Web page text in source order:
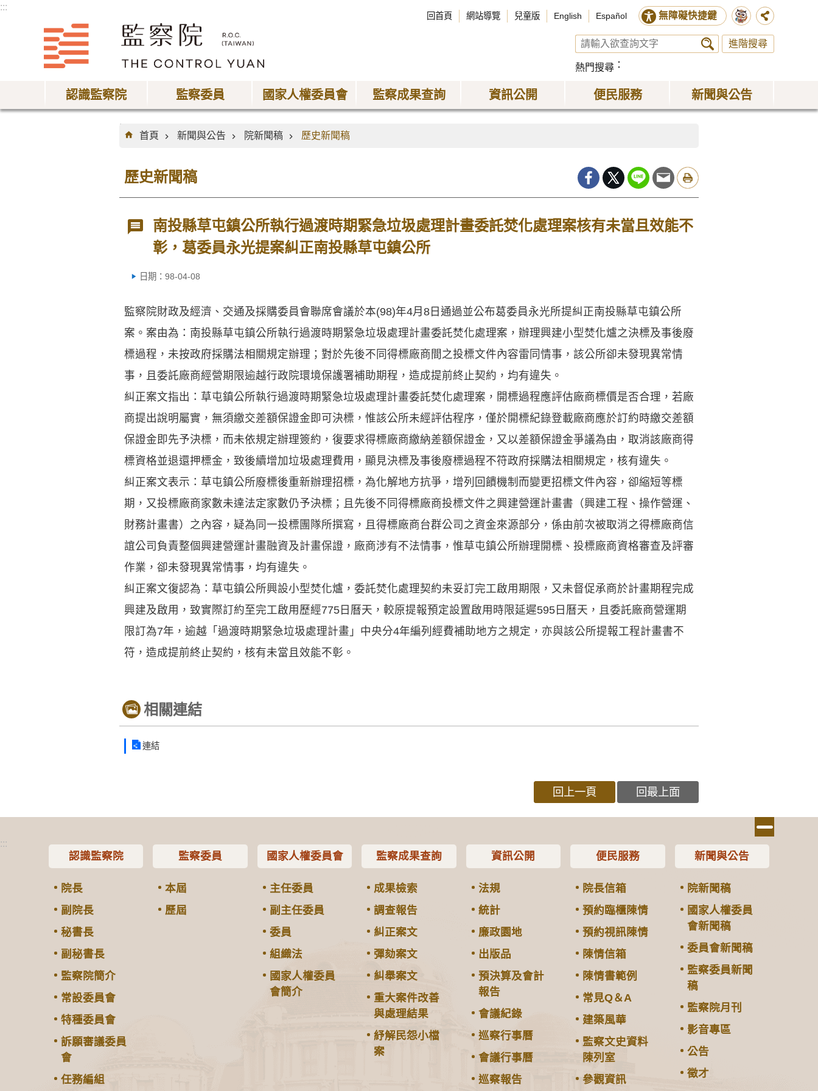
:::
回首頁 網站導覽 兒童版 English Español 無障礙快捷鍵
進階搜尋
熱門搜尋
認識監察院 監察委員 國家人權委員會 監察成果查詢 資訊公開 便民服務 新聞與公告
:::
首頁
新聞與公告 院新聞稿 歷史新聞稿
歷史新聞稿
南投縣草屯鎮公所執行過渡時期緊急垃圾處理計畫委託焚化處理案核有未當且效能不
彰，葛委員永光提案糾正南投縣草屯鎮公所
日期：98-04-08
監察院財政及經濟、交通及採購委員會聯席會議於本(98)年4月8日通過並公布葛委員永光所提糾正南投縣草屯鎮公所
案。案由為：南投縣草屯鎮公所執行過渡時期緊急垃圾處理計畫委託焚化處理案，辦理興建小型焚化爐之決標及事後廢
標過程，未按政府採購法相關規定辦理；對於先後不同得標廠商間之投標文件內容雷同情事，該公所卻未發現異常情
事，且委託廠商經營期限逾越行政院環境保護署補助期程，造成提前終止契約，均有違失。
糾正案文指出：草屯鎮公所執行過渡時期緊急垃圾處理計畫委託焚化處理案，開標過程應評估廠商標價是否合理，若廠
商提出說明屬實，無須繳交差額保證金即可決標，惟該公所未經評估程序，僅於開標紀錄登載廠商應於訂約時繳交差額
保證金即先予決標，而未依規定辦理簽約，復要求得標廠商繳納差額保證金，又以差額保證金爭議為由，取消該廠商得
標資格並退還押標金，致後續增加垃圾處理費用，顯見決標及事後廢標過程不符政府採購法相關規定，核有違失。
糾正案文表示：草屯鎮公所廢標後重新辦理招標，為化解地方抗爭，增列回饋機制而變更招標文件內容，卻縮短等標
期，又投標廠商家數未達法定家數仍予決標；且先後不同得標廠商投標文件之興建營運計畫書（興建工程、操作營運、
財務計畫書）之內容，疑為同一投標團隊所撰寫，且得標廠商台群公司之資金來源部分，係由前次被取消之得標廠商信
誼公司負責整個興建營運計畫融資及計畫保證，廠商涉有不法情事，惟草屯鎮公所辦理開標、投標廠商資格審查及評審
作業，卻未發現異常情事，均有違失。
糾正案文復認為：草屯鎮公所興設小型焚化爐，委託焚化處理契約未妥訂完工啟用期限，又未督促承商於計畫期程完成
興建及啟用，致實際訂約至完工啟用歷經775日曆天，較原提報預定設置啟用時限延遲595日曆天，且委託廠商營運期
限訂為7年，逾越「過渡時期緊急垃圾處理計畫」中央分4年編列經費補助地方之規定，亦與該公所提報工程計畫書不
符，造成提前終止契約，核有未當且效能不彰。
相關連結
連結
回上一頁 回最上面
:::
認識監察院
院長
副院長
秘書長
副秘書長
監察院簡介
常設委員會
特種委員會
訴願審議委員
會
任務編組
監察委員
本屆
歷屆
國家人權委員會
主任委員
副主任委員
委員
組織法
國家人權委員
會簡介
監察成果查詢
成果檢索
調查報告
糾正案文
彈劾案文
糾舉案文
重大案件改善
與處理結果
紓解民怨小檔
案
資訊公開
法規
統計
廉政園地
出版品
預決算及會計
報告
會議紀錄
巡察行事曆
會議行事曆
巡察報告
便民服務
院長信箱
預約臨櫃陳情
預約視訊陳情
陳情信箱
陳情書範例
常見Q＆A
建築風華
監察文史資料
陳列室
參觀資訊
新聞與公告
院新聞稿
國家人權委員
會新聞稿
委員會新聞稿
監察委員新聞
稿
監察院月刊
影音專區
公告
徵才